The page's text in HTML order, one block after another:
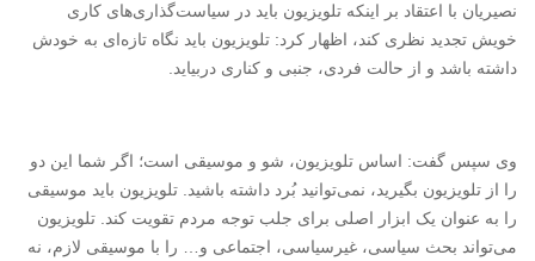
نصیریان با اعتقاد بر اینکه تلویزیون باید در سیاست‌گذاری‌های کاری
خویش تجدید نظری کند، اظهار کرد: تلویزیون باید نگاه تازه‌ای به خودش
داشته باشد و از حالت فردی، جنبی و کناری دربیاید.
وی سپس گفت: اساس تلویزیون، شو و موسیقی است؛ اگر شما این دو
را از تلویزیون بگیرید، نمی‌توانید بُرد داشته باشید. تلویزیون باید موسیقی
را به عنوان یک ابزار اصلی برای جلب توجه مردم تقویت کند. تلویزیون
می‌تواند بحث سیاسی، غیرسیاسی، اجتماعی و… را با موسیقی لازم، نه